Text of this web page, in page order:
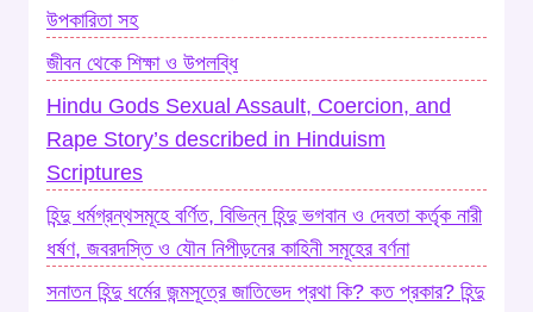
উপকারিতা সহ
জীবন থেকে শিক্ষা ও উপলব্ধি
Hindu Gods Sexual Assault, Coercion, and
Rape Story’s described in Hinduism
Scriptures
হিন্দু ধর্মগ্রন্থসমূহে বর্ণিত, বিভিন্ন হিন্দু ভগবান ও দেবতা কর্তৃক নারী
ধর্ষণ, জবরদস্তি ও যৌন নিপীড়নের কাহিনী সমূহের বর্ণনা
সনাতন হিন্দু ধর্মের জন্মসূত্রে জাতিভেদ প্রথা কি? কত প্রকার? হিন্দু